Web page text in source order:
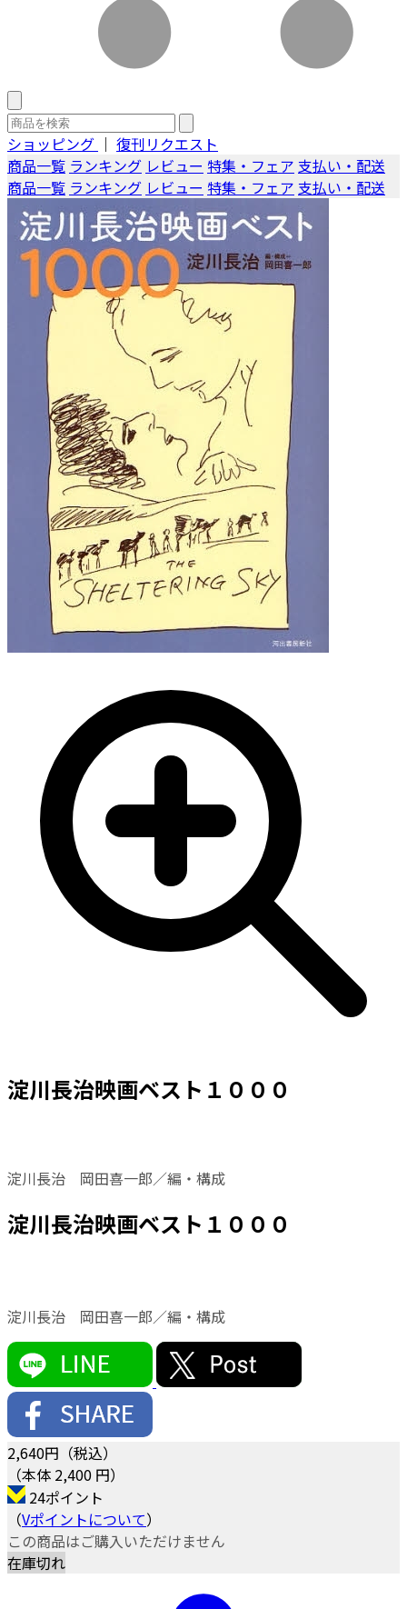
ショッピング ｜ 復刊リクエスト
商品一覧 ランキング レビュー 特集・フェア 支払い・配送
商品一覧 ランキング レビュー 特集・フェア 支払い・配送
淀川長治映画ベスト１０００
淀川長治 岡田喜一郎／編・構成
淀川長治映画ベスト１０００
淀川長治 岡田喜一郎／編・構成
2,640円（税込）
（本体 2,400 円）
24ポイント
（Vポイントについて）
この商品はご購入いただけません
在庫切れ